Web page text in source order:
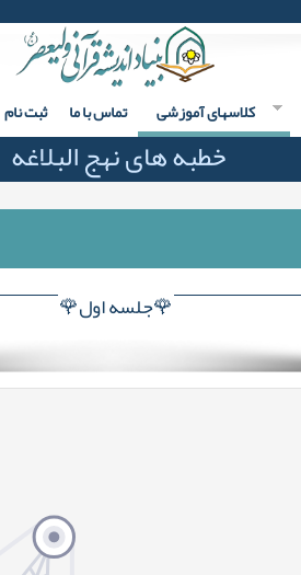
کلاسهای آموزشی تماس با ما ثبت نام
خطبه های نهج البلاغه
🌹جلسه اول🌹